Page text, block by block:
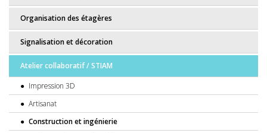
Organisation des étagères
Signalisation et décoration
Atelier collaboratif / STIAM
Impression 3D
Artisanat
Construction et ingénierie